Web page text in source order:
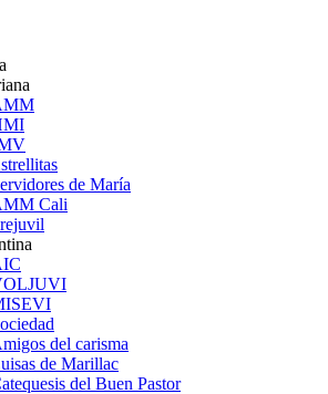
de María
Cali
del carisma
de Marillac
del Buen Pastor